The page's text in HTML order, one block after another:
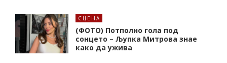
СЦЕНА
(ФОТО) Потполно гола под
сонцето – Љупка Митрова знае
како да ужива